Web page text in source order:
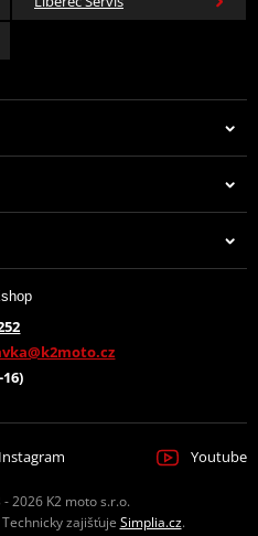
16)
Instagram Youtube
2026 K2 moto s.r.o.
zajišťuje Simplia.cz.